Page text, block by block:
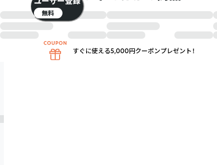
無料
すぐに使える5,000円クーポンプレゼント！